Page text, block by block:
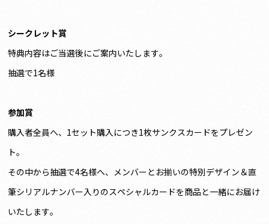
シークレット賞
特典内容はご当選後にご案内いたします。
抽選で1名様
参加賞
購入者全員へ、1セット購入につき1枚サンクスカードをプレゼン
ト。
その中から抽選で4名様へ、メンバーとお揃いの特別デザイン＆直
筆シリアルナンバー入りのスペシャルカードを商品と一緒にお届け
いたします。